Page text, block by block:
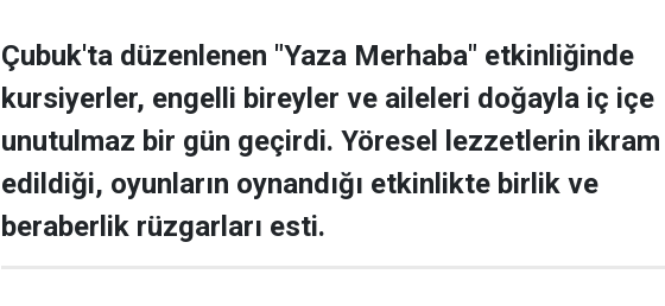
Çubuk'ta düzenlenen "Yaza Merhaba" etkinliğinde
kursiyerler, engelli bireyler ve aileleri doğayla iç içe
unutulmaz bir gün geçirdi. Yöresel lezzetlerin ikram
edildiği, oyunların oynandığı etkinlikte birlik ve
beraberlik rüzgarları esti.